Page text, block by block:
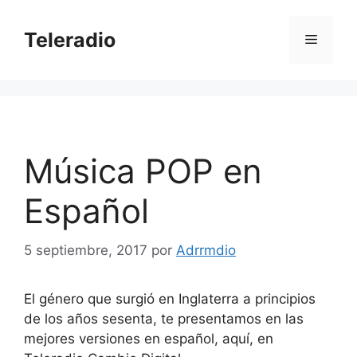
contenido
Teleradio Menú
Música POP en
Español
5 septiembre, 2017 por Adrrmdio
El género que surgió en Inglaterra a principios
de los años sesenta, te presentamos en las
mejores versiones en español, aquí, en